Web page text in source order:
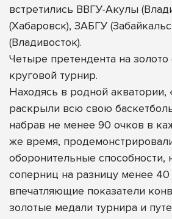
встретились ВВГУ-Акулы
(Хабаровск), ЗАБГУ
(Владивосток).
Четыре претендента на золото
круговой турнир.
Находясь в родной акватории,
раскрыли всю свою
набрав не менее 90 очков в
же время,
оборонительные способности,
соперниц на разницу менее 40
впечатляющие показатели
золотые медали турнира и